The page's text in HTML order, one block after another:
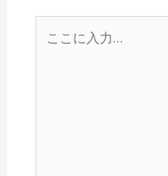
こ